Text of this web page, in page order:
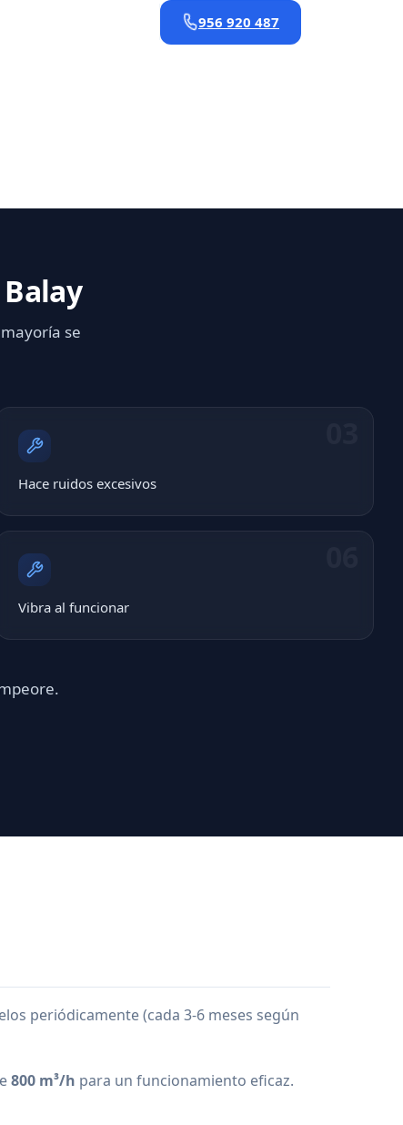
956 920 487
se
Hace ruidos excesivos
Vibra al funcionar
periódicamente (cada 3-6 meses según
800 m³/h para un funcionamiento eficaz.